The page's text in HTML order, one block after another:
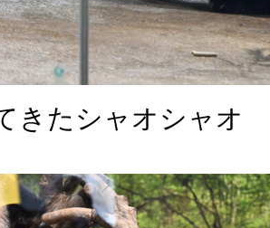
きたシャオシャオ